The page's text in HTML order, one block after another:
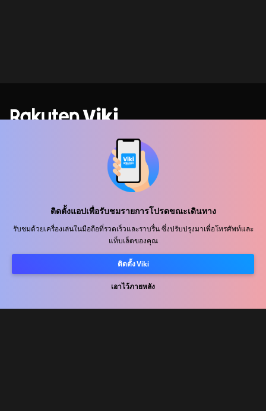
ติดตั้งแอปเพื่อรับชมรายการโปรดขณะเดินทาง
รับชมด้วยเครื่องเล่นในมือถือที่รวดเร็วและราบรื่น ซึ่งปรับปรุงมาเพื่อโทรศัพท์และ
แท็บเล็ตของคุณ
ติดตั้ง Viki
เอาไว้ภายหลัง
ร่วมงานกับเรา